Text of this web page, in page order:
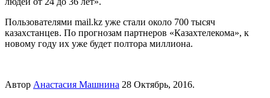
Пользователями mail.kz уже стали около 700 тысяч
казахстанцев. По прогнозам партнеров «Казахтелекома», к
новому году их уже будет полтора миллиона.
Автор Анастасия Машнина 28 Октябрь, 2016.